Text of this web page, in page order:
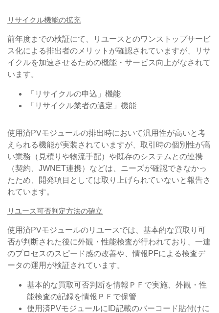
リサイクル機能の拡充
前年度までの検証にて、リユースとのワンストップサービ
ス化による排出者のメリットが確認されていますが、リサ
イクルを加速させるための機能・サービス向上がなされて
います。
「リサイクルの申込」機能
「リサイクル業者の選定」機能
使用済PVモジュールの排出時において汎用性が高いと考
えられる機能が実装されていますが、取引時の個別性が高
い業務（見積りや物流手配）や既存のシステムとの連携
（契約、JWNET連携）などは、ニーズが確認できなかっ
たため、開発項目としては取り上げられていないと報告さ
れています。
リユース可否判定方法の確立
使用済PVモジュールのリユースでは、基本的な買取り可
否が判断された後に外観・性能検査が行われており、一連
のプロセスのスピード感の改善や、情報PFによる検査デ
ータの運用が検証されています。
基本的な買取可否判断を情報ＰＦで実施、外観・性
能検査の記録を情報ＰＦで保管
使用済PVモジュールにID記載のバーコード貼付けに